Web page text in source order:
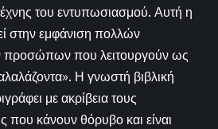
του εντυπωσιασμού. Αυτή η
στην εμφάνιση πολλών
προσώπων που λειτουργούν ως
Η γνωστή βιβλική
με ακρίβεια τους
κάνουν θόρυβο και είναι